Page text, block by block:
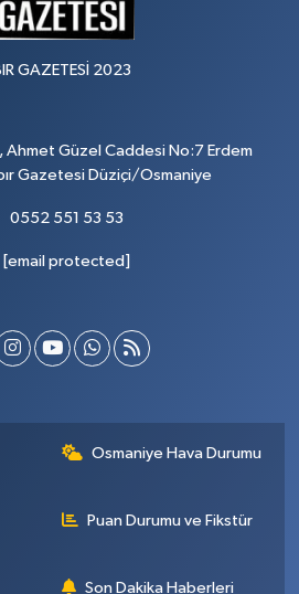
GAZETESİ 2023
Ahmet Güzel Caddesi No:7 Erdem
Gazetesi Düziçi/Osmaniye
0552 551 53 53
[email protected]
Osmaniye Hava Durumu
Puan Durumu ve Fikstür
Son Dakika Haberleri